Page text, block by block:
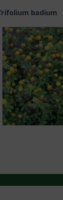
Trifolium badium